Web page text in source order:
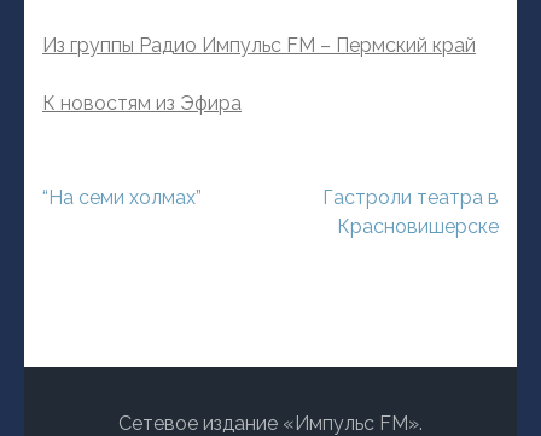
Из группы Радио Импульс FM – Пермский край
К новостям из Эфира
Навигация
“На семи холмах”
Гастроли театра в
Красновишерске
Сетевое издание «Импульс FM».